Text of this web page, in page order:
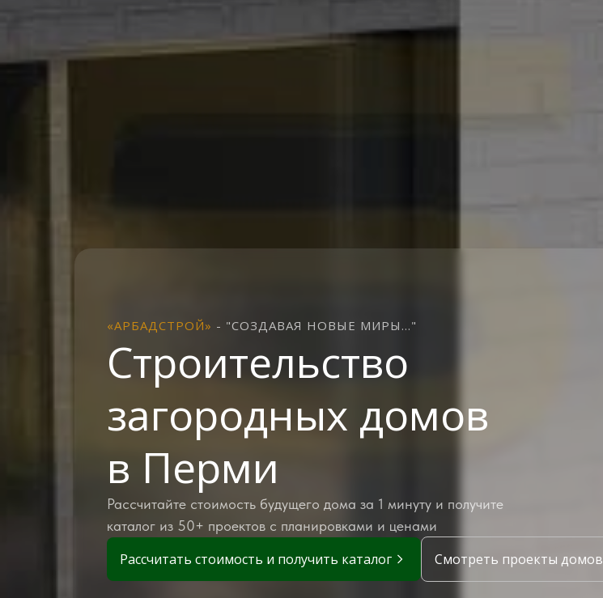
«АРБАДСТРОЙ» - "СОЗДАВАЯ НОВЫЕ МИРЫ..."
Строительство
загородных домов
в Перми
Рассчитайте стоимость будущего дома за 1 минуту и получите
каталог из 50+ проектов с планировками и ценами
Рассчитать стоимость и получить каталог Смотреть проекты домов